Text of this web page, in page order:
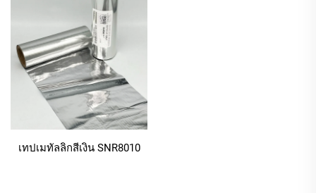
ริบบิ้นทั่วไปมักมีปัญหาในการยึดติดกับพื้นผิวเหล่านี้
ทำให้หมึกเลอะหรือไม่ติดเลย แต่ริบบิ้นสีเมทัลลิกมี
คุณสมบัติการยึดติดพิเศษ ช่วยให้ถ่ายเทหมึกได้อย่างแน่น
หนาและสม่ำเสมอ เพื่อให้ได้ภาพพิมพ์ที่คมชัด ไม่ว่าจะ
พิมพ์ข้อความบนผ้าซาตินหรือบาร์โค้ดบนฟิล์ม PET
ริบบิ้นสีเมทัลลิกก็รับประกันการยึดติดที่มั่นคงและทนทาน
ยาวนาน
1.4 การพิมพ์ความละเอียดสูงเพื่อรายละเอียดที่คม
เทปเมทัลลิกสีเงิน SNR8010